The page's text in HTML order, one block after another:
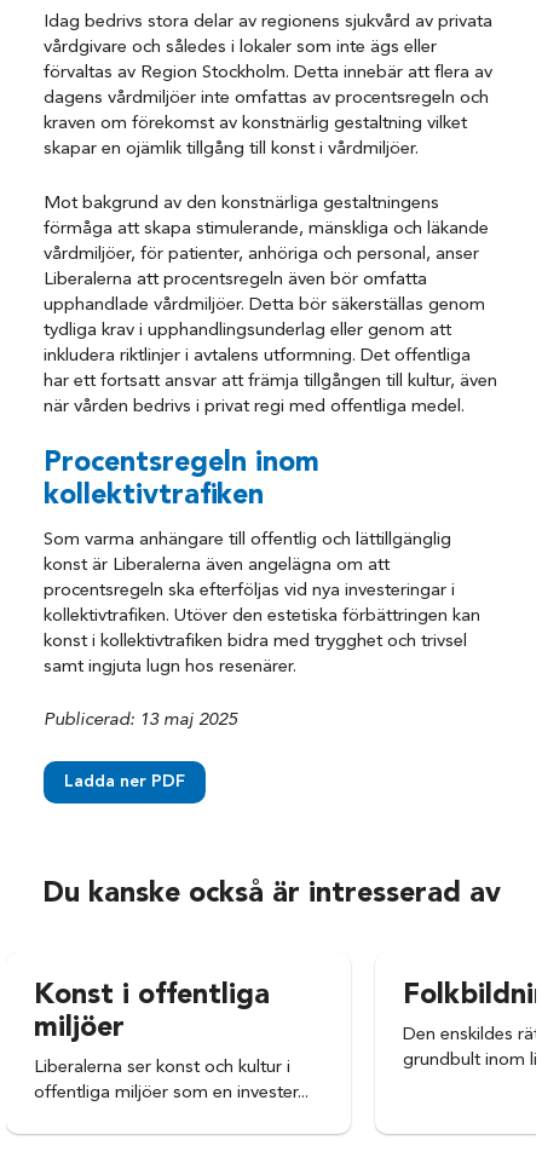
Idag bedrivs stora delar av regionens sjukvård av privata
vårdgivare och således i lokaler som inte ägs eller
förvaltas av Region Stockholm. Detta innebär att flera av
dagens vårdmiljöer inte omfattas av procentsregeln och
kraven om förekomst av konstnärlig gestaltning vilket
skapar en ojämlik tillgång till konst i vårdmiljöer.
Mot bakgrund av den konstnärliga gestaltningens
förmåga att skapa stimulerande, mänskliga och läkande
vårdmiljöer, för patienter, anhöriga och personal, anser
Liberalerna att procentsregeln även bör omfatta
upphandlade vårdmiljöer. Detta bör säkerställas genom
tydliga krav i upphandlingsunderlag eller genom att
inkludera riktlinjer i avtalens utformning. Det offentliga
har ett fortsatt ansvar att främja tillgången till kultur, även
när vården bedrivs i privat regi med offentliga medel.
Procentsregeln inom
kollektivtrafiken
Som varma anhängare till offentlig och lättillgänglig
konst är Liberalerna även angelägna om att
procentsregeln ska efterföljas vid nya investeringar i
kollektivtrafiken. Utöver den estetiska förbättringen kan
konst i kollektivtrafiken bidra med trygghet och trivsel
samt ingjuta lugn hos resenärer.
Publicerad: 13 maj 2025
Ladda ner PDF
Du kanske också är intresserad av
Konst i offentliga
miljöer
Liberalerna ser konst och kultur i
offentliga miljöer som en invester...
Den enskildes
grundbult inom